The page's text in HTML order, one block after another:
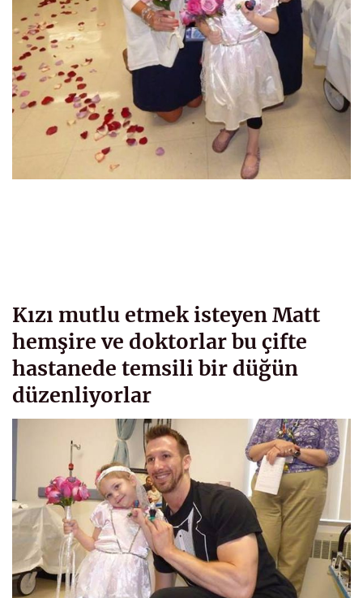
Kızı mutlu etmek isteyen Matt
hemşire ve doktorlar bu çifte
hastanede temsili bir düğün
düzenliyorlar